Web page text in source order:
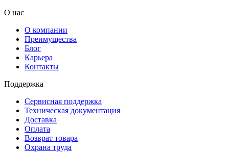
О нас
О компании
Преимущества
Блог
Карьера
Контакты
Поддержка
Сервисная поддержка
Техническая документация
Доставка
Оплата
Возврат товара
Охрана труда